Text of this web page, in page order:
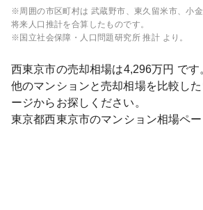
※周囲の市区町村は 武蔵野市、東久留米市、小
将来人口推計を合算したものです。
※国立社会保障・人口問題研究所 推計 より。
西東京市の売却相場は4,296万円 です
他のマンションと売却相場を比較し
ージからお探しください。
東京都西東京市のマンション相場ペ